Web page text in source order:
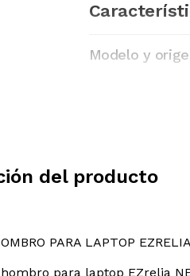
Modelo y
del producto
PARA LAPTOP
para laptop EZrelia